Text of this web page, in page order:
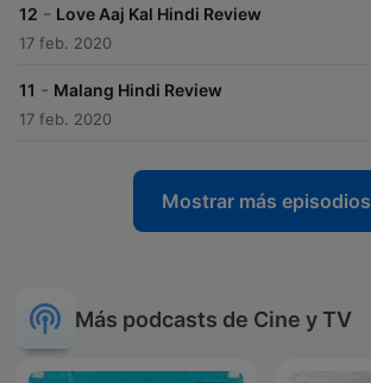
12 - Love Aaj Kal Hindi Review
17 feb. 2020
11 - Malang Hindi Review
17 feb. 2020
Mostrar más episodios
Más podcasts de Cine y TV